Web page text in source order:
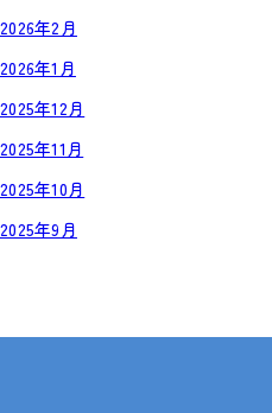
2026年2月
2026年1月
2025年12月
2025年11月
2025年10月
2025年9月